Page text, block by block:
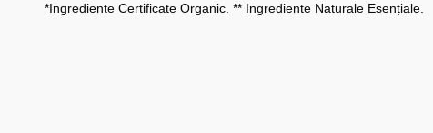
*Ingrediente Certificate Organic. ** Ingrediente Naturale Esențiale.